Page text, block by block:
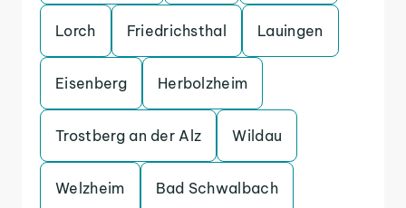
Lorch Friedrichsthal Lauingen
Eisenberg Herbolzheim
Trostberg an der Alz Wildau
Welzheim Bad Schwalbach